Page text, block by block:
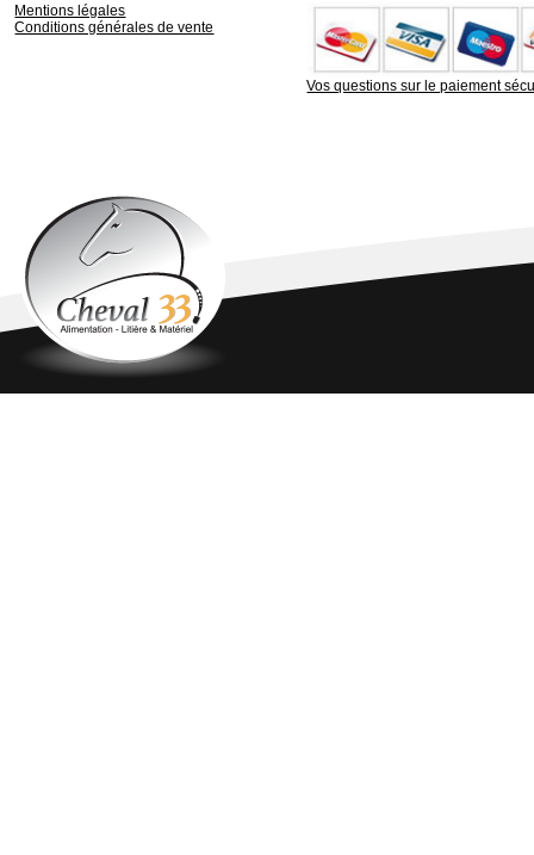
Mentions légales
Conditions générales de vente
Vos questions sur le paiement